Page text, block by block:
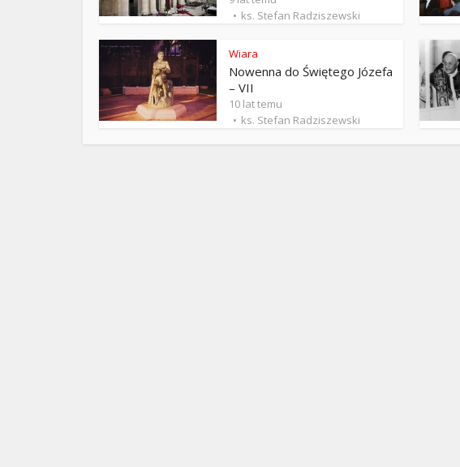
ks. Stefan Radziszewski
Wiara
Nowenna do Świętego Józefa
– VII
10 lat temu
ks. Stefan Radziszewski
ks. Stefan Radziszewski